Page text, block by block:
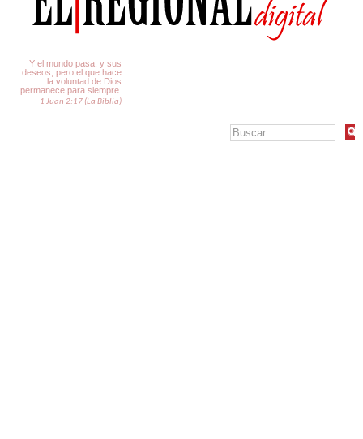
Y el mundo pasa, y sus
deseos; pero el que hace
la voluntad de Dios
permanece para siempre.
1 Juan 2:17 (La Biblia)